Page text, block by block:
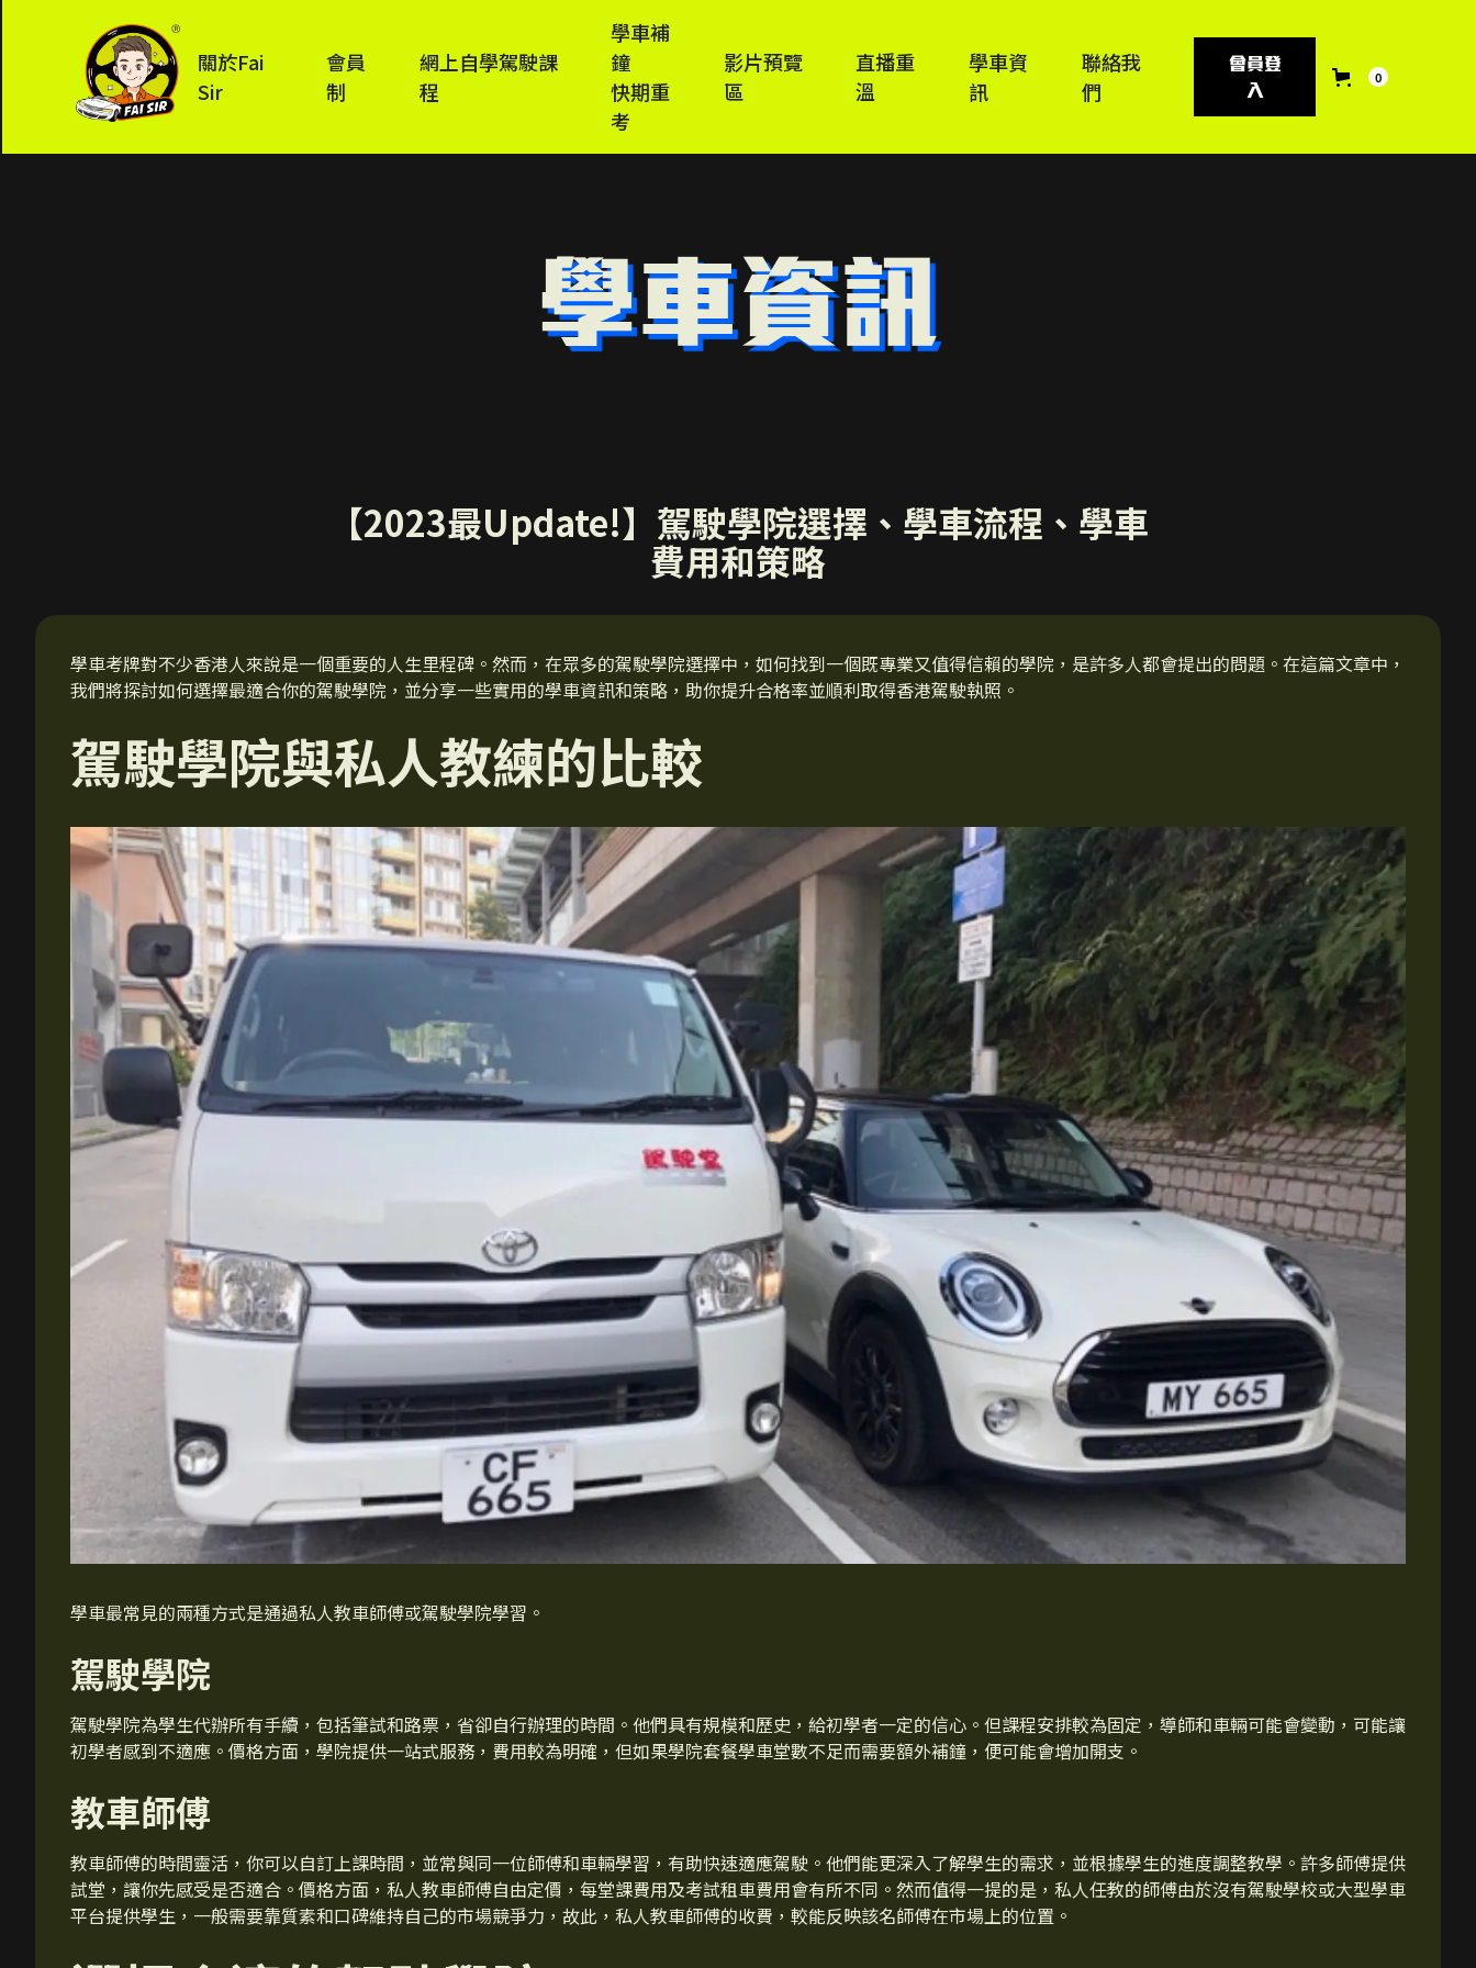
關於Fai
Sir
會員
制
網上自學駕駛課
程
學車補
鐘
快期重
考
影片預覽
區
直播重
溫
學車資
訊
聯絡我
們
會員登
入
0
學車資訊
【2023最Update!】駕駛學院選擇、學車流程、學車
費用和策略
學車考牌對不少香港人來說是一個重要的人生里程碑。然而，在眾多的駕駛學院選擇中，如何找到一個既專業又值得信賴的學院，是許多人都會提出的問題。在這篇文章中，
我們將探討如何選擇最適合你的駕駛學院，並分享一些實用的學車資訊和策略，助你提升合格率並順利取得香港駕駛執照。
駕駛學院與私人教練的比較
學車最常見的兩種方式是通過私人教車師傅或駕駛學院學習。
駕駛學院
駕駛學院為學生代辦所有手續，包括筆試和路票，省卻自行辦理的時間。他們具有規模和歷史，給初學者一定的信心。但課程安排較為固定，導師和車輛可能會變動，可能讓
初學者感到不適應。價格方面，學院提供一站式服務，費用較為明確，但如果學院套餐學車堂數不足而需要額外補鐘，便可能會增加開支。
教車師傅
教車師傅的時間靈活，你可以自訂上課時間，並常與同一位師傅和車輛學習，有助快速適應駕駛。他們能更深入了解學生的需求，並根據學生的進度調整教學。許多師傅提供
試堂，讓你先感受是否適合。價格方面，私人教車師傅自由定價，每堂課費用及考試租車費用會有所不同。然而值得一提的是，私人任教的師傅由於沒有駕駛學校或大型學車
平台提供學生，一般需要靠質素和口碑維持自己的市場競爭力，故此，私人教車師傅的收費，較能反映該名師傅在市場上的位置。